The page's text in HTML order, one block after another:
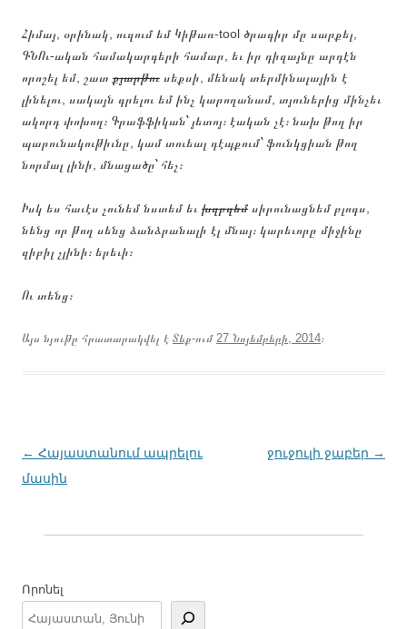
Հիմայ, օրինակ, ուզում եմ Կիթառ-tool ծրագիր մը սարքել,
ԳՆՈւ-ական համակարգերի համար, եւ իր դիզայնը արդէն
որոշել եմ, շատ քյարթու սեքսի, մենակ տերմինալային է
լինելու, սակայն գրելու եմ ինչ կարողանամ, տյուներից մինչեւ
ակորդ փոխող։ Գրաֆֆիկան՝ յետոյ։ էական չէ։ նախ թող իր
պարունակութիւնը, կամ տուեալ դէպքում՝ ֆունկցիան թող
նորմալ լինի, մնացածը՝ հեչ։
Իսկ ես հաւէս չունեմ նստեմ եւ խզբզեմ սիրունացնեմ բլոգս,
նենց որ թող սենց ձանձրանալի էլ մնայ։ կարեւորը միջինը
զիբիլ չլինի։ երեւի։
Ու տենց։
Այս նյութը հրատարակվել է Տեք-ում 27 Նոյեմբերի, 2014։
Գրառումների
նավարկումը
← Հայաստանում ապրելու
մասին
ջուջուլի ջաբեր →
Որոնել